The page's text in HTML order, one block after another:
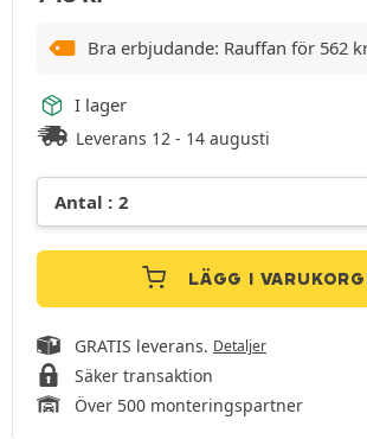
Bra erbjudande: Rauffan för 562
I lager
Leverans 12 - 14 augusti
LÄGG I
GRATIS leverans. Detaljer
Säker transaktion
Över 500 monteringspartner